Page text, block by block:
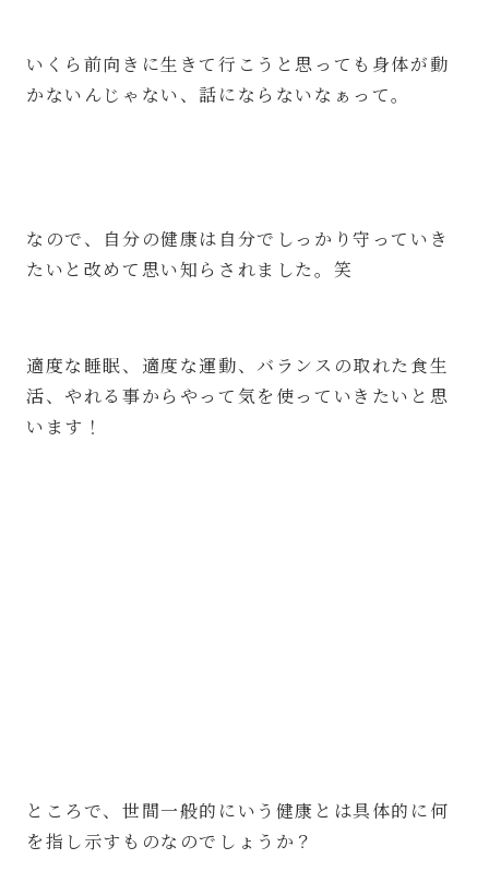
いくら前向きに生きて行こうと思っても身体が動
かないんじゃない、話にならないなぁって。
なので、自分の健康は自分でしっかり守っていき
たいと改めて思い知らされました。笑
適度な睡眠、適度な運動、バランスの取れた食生
活、やれる事からやって気を使っていきたいと思
います！
ところで、世間一般的にいう健康とは具体的に何
を指し示すものなのでしょうか？